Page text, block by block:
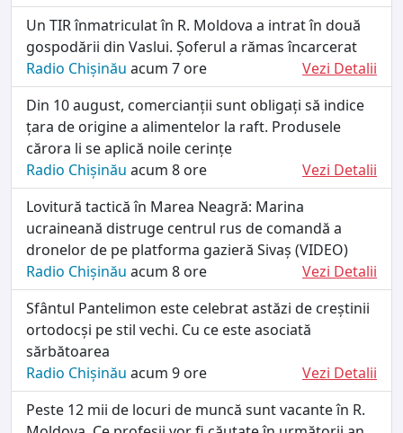
Un TIR înmatriculat în R. Moldova a intrat în două
gospodării din Vaslui. Șoferul a rămas încarcerat
Radio Chișinău acum 7 ore
Vezi Detalii
Din 10 august, comercianții sunt obligați să indice
țara de origine a alimentelor la raft. Produsele
cărora li se aplică noile cerințe
Radio Chișinău acum 8 ore
Vezi Detalii
Lovitură tactică în Marea Neagră: Marina
ucraineană distruge centrul rus de comandă a
dronelor de pe platforma gazieră Sivaș (VIDEO)
Radio Chișinău acum 8 ore
Vezi Detalii
Sfântul Pantelimon este celebrat astăzi de creștinii
ortodocși pe stil vechi. Cu ce este asociată
sărbătoarea
Radio Chișinău acum 9 ore
Vezi Detalii
Peste 12 mii de locuri de muncă sunt vacante în R.